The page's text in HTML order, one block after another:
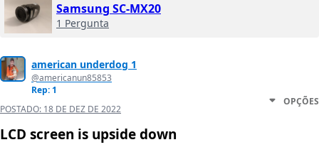
Samsung SC-MX20
1 Pergunta
american underdog 1
@americanun85853
Rep: 1
POSTADO: 18 DE DEZ DE 2022
OPÇÕES
LCD screen is upside down